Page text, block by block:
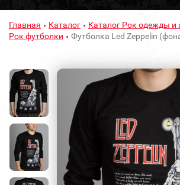
Главная Каталог
Каталог Рок одежды и
Рок футболки
Футболка Led Zeppelin